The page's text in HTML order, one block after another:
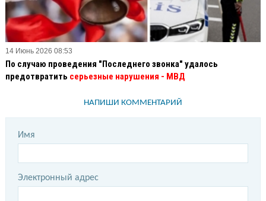
14 Июнь 2026 08:53
По случаю проведения "Последнего звонка" удалось
предотвратить серьезные нарушения - МВД
НАПИШИ КОММЕНТАРИЙ
Имя
Электронный адрес